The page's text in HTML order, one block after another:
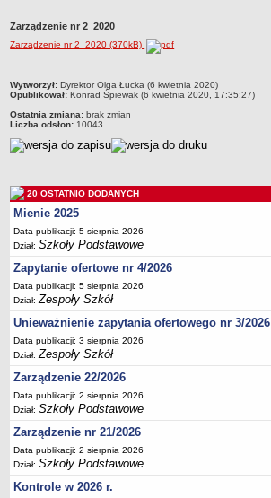
ARCHIWUM SZKÓŁ I PLACÓWEK
Zlikwidowane gimnazja
Wielofunkcyjna Placówka
SPECJALNE OŚRODKI SZKOLNO-WYCHOWAWCZE
Specjalny Ośrodek nr 1
Dane podstawowe
Statut
Majątek
Godziny dyżurów
Ogłoszenie
Zarządzenia
Kontrole
Rejestry, ewidencje, archiwa
Sprawozdania
Deklaracja dostępności
PORADNIE PSYCHOLOGICZNO-PEDAGOGICZNE
Zespół Poradni
BIURO FINANSÓW OŚWIATY
Dane podstawowe
Zarządzenie nr 2_2020
Zarządzenie nr 2_2020 (370kB)
metryczka
Wytworzył: Dyrektor Olga Łucka (6 kwietnia 2020)
Opublikował: Konrad Śpiewak (6 kwietnia 2020, 17:35:27)
Ostatnia zmiana: brak zmian
Liczba odsłon: 10043
20 OSTATNIO DODANYCH
Mienie 2025
Data publikacji: 5 sierpnia 2026
Dział:Szkoły Podstawowe
Zapytanie ofertowe nr 4/2026
Data publikacji: 5 sierpnia 2026
Dział:Zespoły Szkół
Unieważnienie zapytania ofertowego nr 3/2026
Data publikacji: 3 sierpnia 2026
Dział:Zespoły Szkół
Zarządzenie 22/2026
Data publikacji: 2 sierpnia 2026
Dział:Szkoły Podstawowe
Zarządzenie nr 21/2026
Data publikacji: 2 sierpnia 2026
Dział:Szkoły Podstawowe
Kontrole w 2026 r.